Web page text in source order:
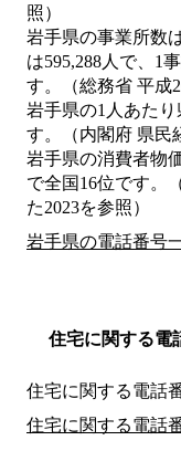
照）
岩手県の事業所数
は595,288人で、1
す。（総務省 平成
岩手県の1人あた
す。（内閣府 県民
岩手県の消費者物
で全国16位です。
た2023を参照）
岩手県の電話番号
住宅に関する電
住宅に関する電話
住宅に関する電話